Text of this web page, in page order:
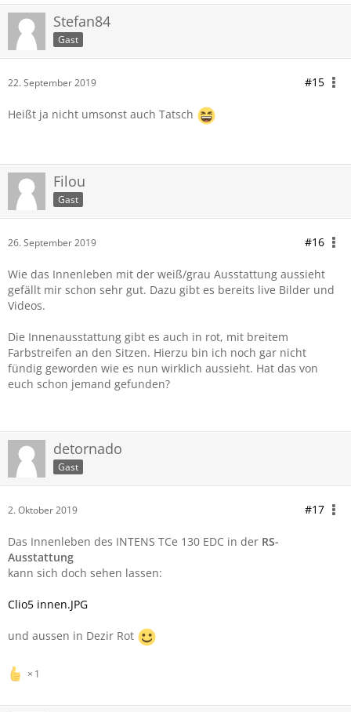
Stefan84
Gast
22. September 2019 #15
Heißt ja nicht umsonst auch Tatsch
Filou
Gast
26. September 2019 #16
Wie das Innenleben mit der weiß/grau Ausstattung aussieht
gefällt mir schon sehr gut. Dazu gibt es bereits live Bilder und
Videos.
Die Innenausstattung gibt es auch in rot, mit breitem
Farbstreifen an den Sitzen. Hierzu bin ich noch gar nicht
fündig geworden wie es nun wirklich aussieht. Hat das von
euch schon jemand gefunden?
detornado
Gast
2. Oktober 2019 #17
Das Innenleben des INTENS TCe 130 EDC in der RS-
Ausstattung
kann sich doch sehen lassen:
Clio5 innen.JPG
und aussen in Dezir Rot
1